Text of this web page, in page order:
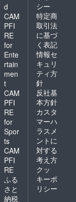
d
CAM
PFI
RE
for
Ente
rtain
men
t
CAM
PFI
RE
for
Spor
ts
CAM
PFI
RE
ふる
さと
納税
シー
特定商
取引法
に基づ
く表記
情報セ
キュリ
ティ方
針
反社基
本方針
カスタ
マーハ
ラスメ
ントに
対する
考え方
クッ
キーポ
リシー